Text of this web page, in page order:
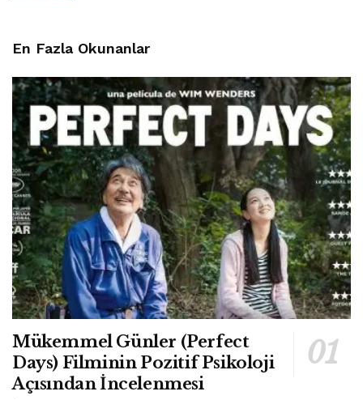
En Fazla Okunanlar
Mükemmel Günler (Perfect
Days) Filminin Pozitif Psikoloji
Açısından İncelenmesi